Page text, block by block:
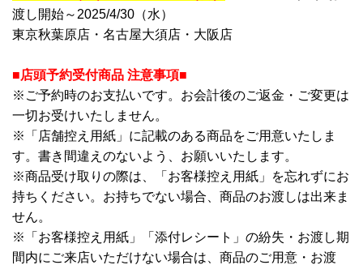
渡し開始～2025/4/30（水）
東京秋葉原店・名古屋大須店・大阪店
■店頭予約受付商品 注意事項■
※ご予約時のお支払いです。お会計後のご返金・ご変更は
一切お受けいたしません。
※「店舗控え用紙」に記載のある商品をご用意いたしま
す。書き間違えのないよう、お願いいたします。
※商品受け取りの際は、「お客様控え用紙」を忘れずにお
持ちください。お持ちでない場合、商品のお渡しは出来ま
せん。
※「お客様控え用紙」「添付レシート」の紛失・お渡し期
間内にご来店いただけない場合は、商品のご用意・お渡